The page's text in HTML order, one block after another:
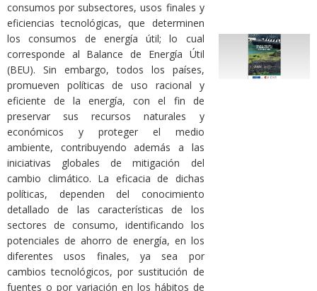
consumos por subsectores, usos finales y
eficiencias tecnológicas, que determinen
los consumos de energía útil; lo cual
corresponde al Balance de Energía Útil
(BEU). Sin embargo, todos los países,
promueven políticas de uso racional y
eficiente de la energía, con el fin de
preservar sus recursos naturales y
económicos y proteger el medio
ambiente, contribuyendo además a las
iniciativas globales de mitigación del
cambio climático. La eficacia de dichas
políticas, dependen del conocimiento
detallado de las características de los
sectores de consumo, identificando los
potenciales de ahorro de energía, en los
diferentes usos finales, ya sea por
cambios tecnológicos, por sustitución de
fuentes o por variación en los hábitos de